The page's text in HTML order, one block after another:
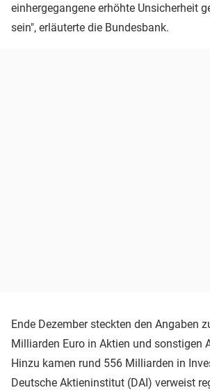
einhergegangene erhöhte Unsicherheit
sein", erläuterte die Bundesbank.
Ende Dezember steckten den Angaben
Milliarden Euro in Aktien und sonstigen
Hinzu kamen rund 556 Milliarden in
Deutsche Aktieninstitut (DAI) verweist